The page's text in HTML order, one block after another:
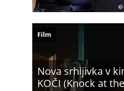
Nova srhljivka v
KOČI (Knock at
Film